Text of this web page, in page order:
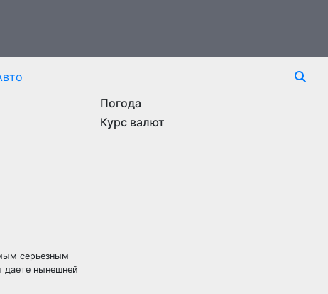
серьезным
даете нынешней
Погода
Курс валют